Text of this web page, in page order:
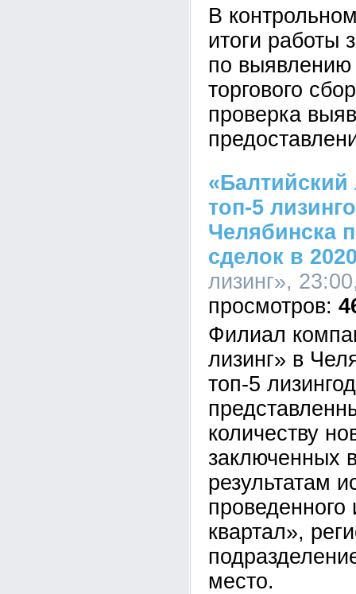
В
итоги работы
по выявлению
торгового
проверка
топ-5
Челябинска
сделок в
лизинг»,
Филиал
лизинг» в
топ-5
количеству
заключенных
результатам
квартал»,
место.